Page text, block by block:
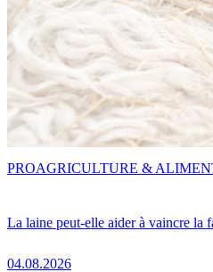
La laine peut-elle aider à vaincre la
04.08.2026
PROAGRICULTURE &